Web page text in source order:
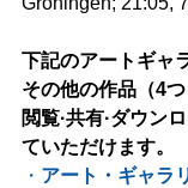
下記のアートギャ
その他の作品（4
閲覧·共有·ダウン
ていただけます。
・ アート・ギャラ